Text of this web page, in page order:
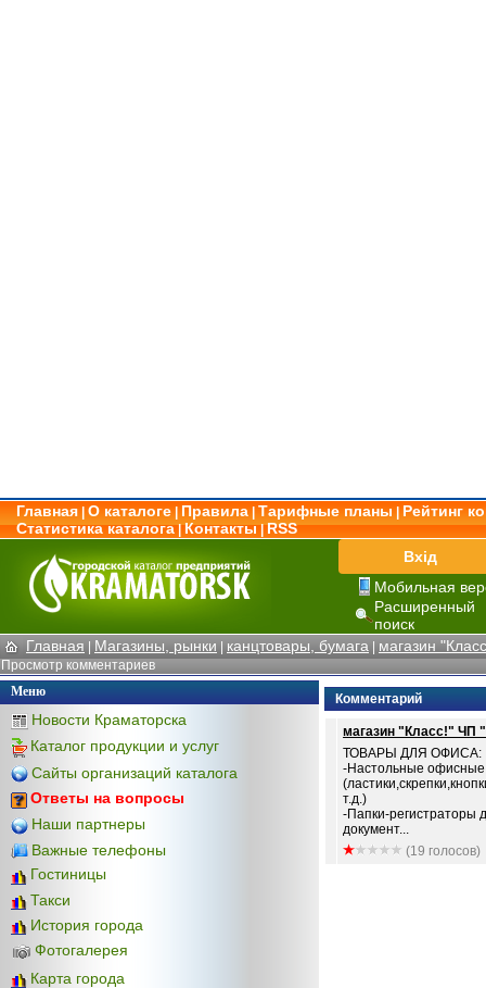
Главная О каталоге Правила Тарифные планы
Рейтинг
Статистика каталога|Контакты|RSS
Вхід
Мобильная
Расширенный
поиск
Главная | Магазины, рынки | канцтовары, бумага | магазин
Просмотр комментариев
Меню
Новости Краматорска
Каталог продукции и услуг
Сайты организаций каталога
Ответы на вопросы
Наши партнеры
Важные телефоны
Гостиницы
Такси
История города
Фотогалерея
Карта города
Комментарий
магазин "Класс!" ЧП
ТОВАРЫ ДЛЯ ОФИСА:
-Настольные
т.д.)
-Папки-регистраторы
документ...
(19 голосов)